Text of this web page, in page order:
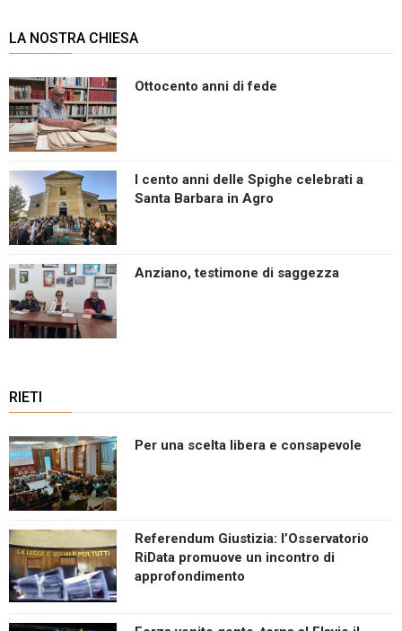
LA NOSTRA CHIESA
Ottocento anni di fede
I cento anni delle Spighe celebrati a
Santa Barbara in Agro
Anziano, testimone di saggezza
RIETI
Per una scelta libera e consapevole
Referendum Giustizia: l’Osservatorio
RiData promuove un incontro di
approfondimento